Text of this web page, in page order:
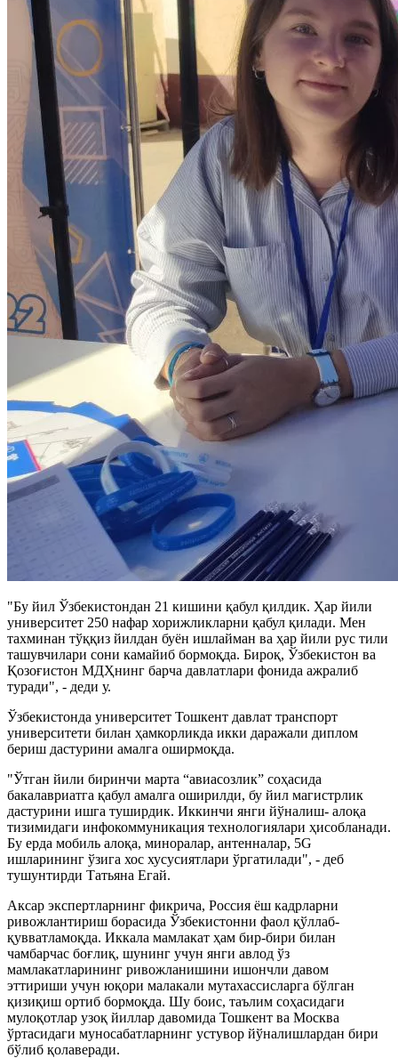
"Бу йил Ўзбекистондан 21 кишини қабул қилдик. Ҳар йили
университет 250 нафар хорижликларни қабул қилади. Мен
тахминан тўққиз йилдан буён ишлайман ва ҳар йили рус тили
ташувчилари сони камайиб бормоқда. Бироқ, Ўзбекистон ва
Қозоғистон МДҲнинг барча давлатлари фонида ажралиб
туради", - деди у.
Ўзбекистонда университет Тошкент давлат транспорт
университети билан ҳамкорликда икки даражали диплом
бериш дастурини амалга оширмоқда.
"Ўтган йили биринчи марта “авиасозлик” соҳасида
бакалавриатга қабул амалга оширилди, бу йил магистрлик
дастурини ишга туширдик. Иккинчи янги йўналиш- алоқа
тизимидаги инфокоммуникация технологиялари ҳисобланади.
Бу ерда мобиль алоқа, миноралар, антенналар, 5G
ишларининг ўзига хос хусусиятлари ўргатилади", - деб
тушунтирди Татьяна Егай.
Аксар экспертларнинг фикрича, Россия ёш кадрларни
ривожлантириш борасида Ўзбекистонни фаол қўллаб-
қувватламоқда. Иккала мамлакат ҳам бир-бири билан
чамбарчас боғлиқ, шунинг учун янги авлод ўз
мамлакатларининг ривожланишини ишончли давом
эттириши учун юқори малакали мутахассисларга бўлган
қизиқиш ортиб бормоқда. Шу боис, таълим соҳасидаги
мулоқотлар узоқ йиллар давомида Тошкент ва Москва
ўртасидаги муносабатларнинг устувор йўналишлардан бири
бўлиб қолаверади.